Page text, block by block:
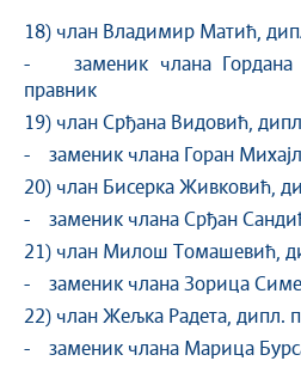
18) члан Владимир Матић,
- заменик члана Гордана
правник
19) члан Срђана Видовић,
- заменик члана Горан
20) члан Бисерка Живковић,
- заменик члана Срђан
21) члан Милош Томашевић,
- заменик члана Зорица
22) члан Жељка Радета, дипл.
- заменик члана Марица